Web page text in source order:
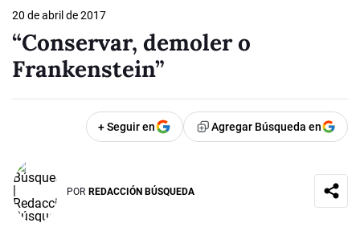
20 de abril de 2017
“Conservar, demoler o
Frankenstein”
+ Seguir en Agregar Búsqueda en
POR REDACCIÓN BÚSQUEDA